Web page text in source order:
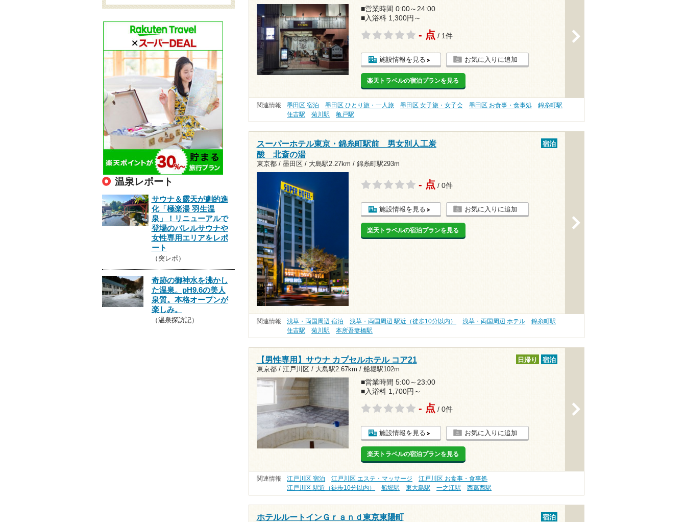
■営業時間 0:00～24:00
■入浴料 1,300円～
- 点 / 1件
施設情報を見る お気に入りに追加
楽天トラベルの宿泊プランを見る
関連情報 墨田区 宿泊 墨田区 ひとり旅・一人旅 墨田区 女子旅・女子会 墨田区 お食事・食事処
錦糸町駅
住吉駅
菊川駅 亀戸駅
スーパーホテル東京・錦糸町駅前 男女別人工炭
酸 北斎の湯
東京都 / 墨田区 / 大島駅2.27km / 錦糸町駅293m
宿泊
- 点 / 0件
施設情報を見る お気に入りに追加
楽天トラベルの宿泊プランを見る
関連情報 浅草・両国周辺 宿泊 浅草・両国周辺 駅近（徒歩10分以内） 浅草・両国周辺 ホテル
錦糸町駅
住吉駅
菊川駅 本所吾妻橋駅
【男性専用】サウナ カプセルホテル コア21
東京都 / 江戸川区 / 大島駅2.67km / 船堀駅102m
日帰り 宿泊
■営業時間 5:00～23:00
■入浴料 1,700円～
- 点 / 0件
施設情報を見る お気に入りに追加
楽天トラベルの宿泊プランを見る
関連情報 江戸川区 宿泊 江戸川区 エステ・マッサージ
江戸川区 お食事・食事処
江戸川区 駅近（徒歩10分以内）
船堀駅 東大島駅 一之江駅 西葛西駅
ホテルルートインＧｒａｎｄ東京東陽町 宿泊
温泉レポート
サウナ＆露天が劇的進
化「極楽湯 羽生温
泉」！リニューアルで
登場のバレルサウナや
女性専用エリアをレポ
ート
（突レポ）
奇跡の御神水を沸かし
た温泉。pH9.6の美人
泉質。本格オープンが
楽しみ。
（温泉探訪記）